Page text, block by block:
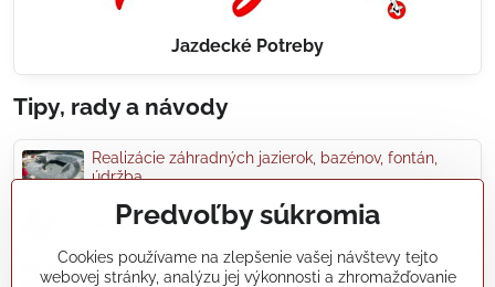
Jazdecké Potreby
Tipy, rady a návody
Realizácie záhradných jazierok, bazénov, fontán,
údržba...
Články a blogy
Rady a návody
Predvoľby súkromia
Cookies používame na zlepšenie vašej návštevy tejto
webovej stránky, analýzu jej výkonnosti a zhromažďovanie